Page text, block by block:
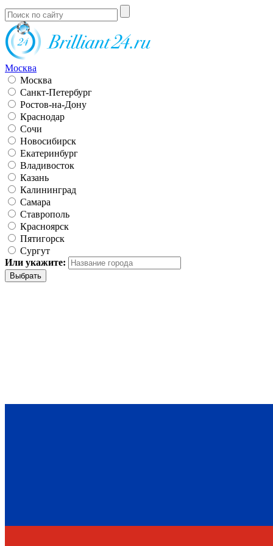
Москва
Москва
Санкт-Петербург
Ростов-на-Дону
Краснодар
Сочи
Новосибирск
Екатеринбург
Владивосток
Казань
Калининград
Самара
Ставрополь
Красноярск
Пятигорск
Сургут
Или укажите: